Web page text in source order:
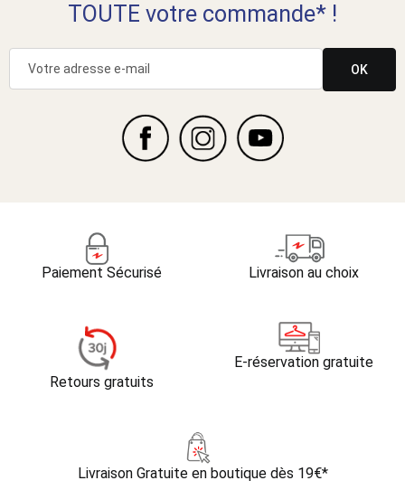
TOUTE votre commande* !
OK
Paiement Sécurisé Livraison au choix
Retours gratuits
E-réservation gratuite
Livraison Gratuite en boutique dès 19€*